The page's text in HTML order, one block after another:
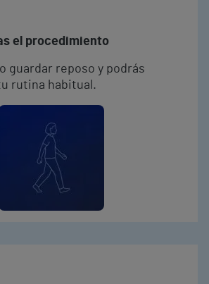
el procedimiento
guardar reposo y podrás
rutina habitual.